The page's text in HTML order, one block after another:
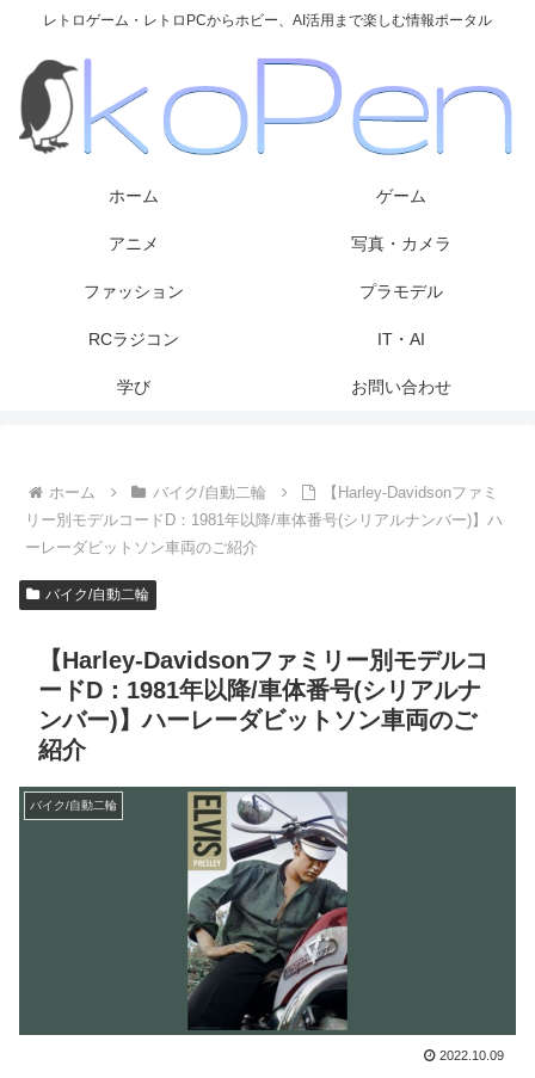
レトロゲーム・レトロPCからホビー、AI活用まで楽しむ情報ポータル
ホーム ゲーム
アニメ 写真・カメラ
ファッション プラモデル
RCラジコン IT・AI
学び お問い合わせ
ホーム バイク/自動二輪
【Harley-Davidsonファミ
リー別モデルコードD：1981年以降/車体番号(シリアルナンバー)】ハ
ーレーダビットソン車両のご紹介
バイク/自動二輪
【Harley-Davidsonファミリー別モデルコ
ードD：1981年以降/車体番号(シリアルナ
ンバー)】ハーレーダビットソン車両のご
紹介
バイク/自動二輪
2022.10.09